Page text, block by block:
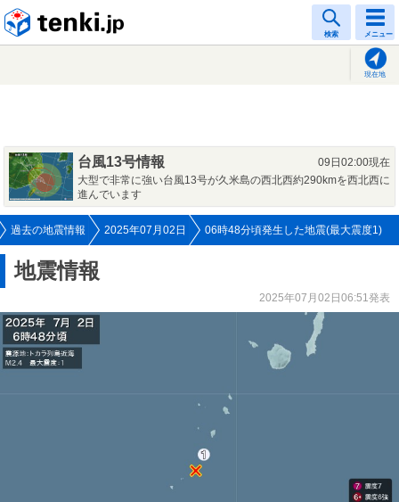
検索 メニュー
現在地
台風13号情報
09日02:00現在
大型で非常に強い台風13号が久米島の西北西約290kmを西北西に
進んでいます
過去の地震情報 2025年07月02日 06時48分頃発生した地震(最大震度1)
地震情報
2025年07月02日06:51発表